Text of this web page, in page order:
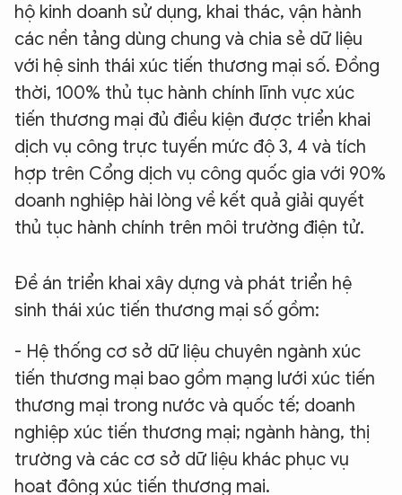
hộ kinh doanh sử dụng, khai thác, vận hành
các nền tảng dùng chung và chia sẻ dữ liệu
với hệ sinh thái xúc tiến thương mại số. Đồng
thời, 100% thủ tục hành chính lĩnh vực xúc
tiến thương mại đủ điều kiện được triển khai
dịch vụ công trực tuyến mức độ 3, 4 và tích
hợp trên Cổng dịch vụ công quốc gia với 90%
doanh nghiệp hài lòng về kết quả giải quyết
thủ tục hành chính trên môi trường điện tử.
Đề án triển khai xây dựng và phát triển hệ
sinh thái xúc tiến thương mại số gồm:
- Hệ thống cơ sở dữ liệu chuyên ngành xúc
tiến thương mại bao gồm mạng lưới xúc tiến
thương mại trong nước và quốc tế; doanh
nghiệp xúc tiến thương mại; ngành hàng, thị
trường và các cơ sở dữ liệu khác phục vụ
hoạt động xúc tiến thương mại.